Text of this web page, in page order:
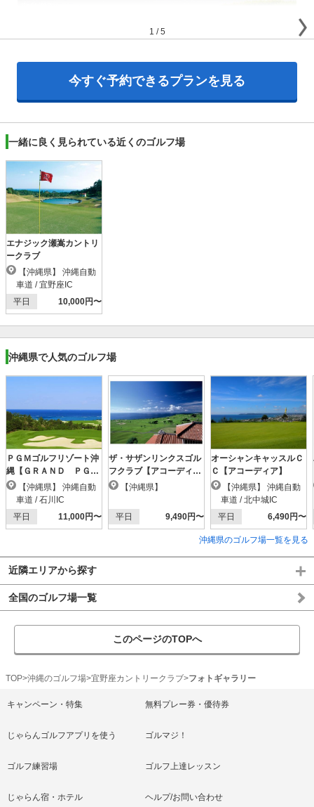
1 /5
今すぐ予約できるプランを見る
一緒に良く見られている近くのゴルフ場
エナジック瀬嵩カントリ
ークラブ
車道 / 宜野座IC
平日
10,000円〜
沖縄県で人気のゴルフ場
ＰＧＭゴルフリゾート沖
縄【ＧＲＡＮＤ ＰＧ
Ｍ】
車道 / 石川IC
平日
11,000円〜
ザ・サザンリンクスゴル
フクラブ【アコーディ
ア】 【沖縄県】
平日 9,490円〜
オーシャンキャッスルＣ
Ｃ【アコーディア】
車道 / 北中城IC
平日
6,490円〜
沖縄県のゴルフ場一覧を見る
近隣エリアから探す
全国のゴルフ場一覧
このページのTOPへ
TOP 沖縄のゴルフ場 宜野座カントリークラブ フォトギャラリー
キャンペーン・特集 無料プレー券・優待券
じゃらんゴルフアプリを使う ゴルマジ！
ゴルフ練習場 ゴルフ上達レッスン
じゃらん宿・ホテル ヘルプ/お問い合わせ